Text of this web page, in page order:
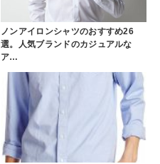
ノンアイロンシャツのおすすめ26
選。人気ブランドのカジュアルな
ア…